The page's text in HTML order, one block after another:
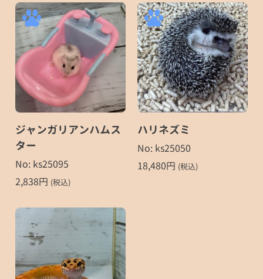
ジャンガリアンハムス
ター
No: ks25095
2,838円 (税込)
ハリネズミ
No: ks25050
18,480円 (税込)